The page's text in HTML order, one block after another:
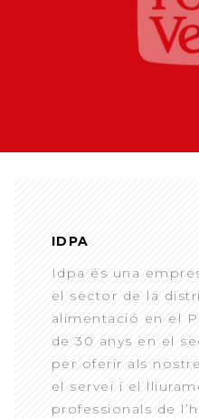
IDPA
Idpa és una
el sector de la
alimentació en el
de 30 anys en el
per oferir als
el servei i el
professionals de